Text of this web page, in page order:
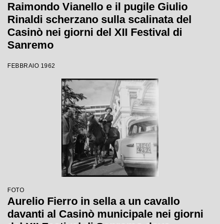
Raimondo Vianello e il pugile Giulio
Rinaldi scherzano sulla scalinata del
Casinò nei giorni del XII Festival di
Sanremo
FEBBRAIO 1962
FOTO
Aurelio Fierro in sella a un cavallo
davanti al Casinò municipale nei giorni